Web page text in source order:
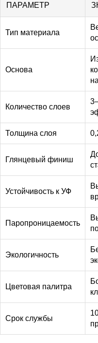
ПАРАМЕТР
Тип материала
Основа
Количество слоев
Толщина слоя
Глянцевый финиш
Устойчивость к УФ
Паропроницаемость
Экологичность
Цветовая палитра
Срок службы